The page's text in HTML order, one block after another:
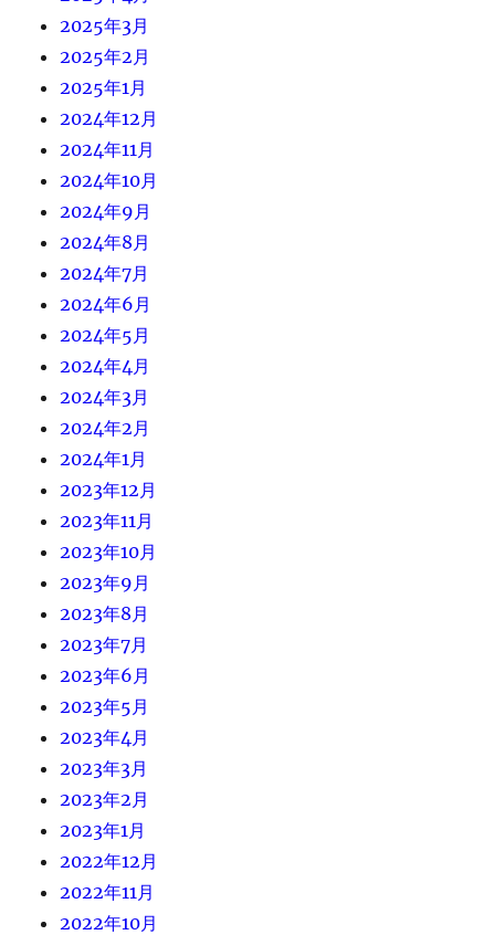
2025年3月
2025年2月
2025年1月
2024年12月
2024年11月
2024年10月
2024年9月
2024年8月
2024年7月
2024年6月
2024年5月
2024年4月
2024年3月
2024年2月
2024年1月
2023年12月
2023年11月
2023年10月
2023年9月
2023年8月
2023年7月
2023年6月
2023年5月
2023年4月
2023年3月
2023年2月
2023年1月
2022年12月
2022年11月
2022年10月